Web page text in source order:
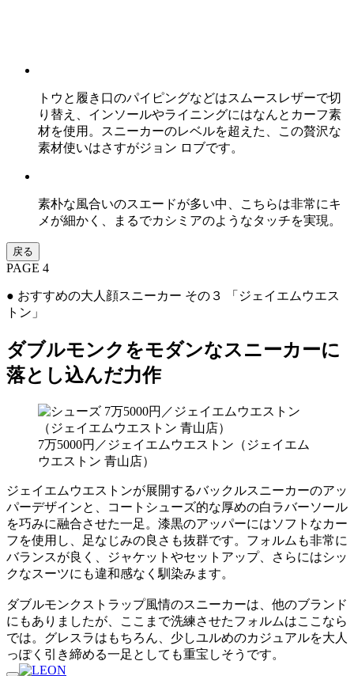
トウと履き口のパイピングなどはスムースレザーで切
り替え、インソールやライニングにはなんとカーフ素
材を使用。スニーカーのレベルを超えた、この贅沢な
素材使いはさすがジョン ロブです。
素朴な風合いのスエードが多い中、こちらは非常にキ
メが細かく、まるでカシミアのようなタッチを実現。
戻る
PAGE 4
● おすすめの大人顔スニーカー その３ 「ジェイエムウエス
トン」
ダブルモンクをモダンなスニーカーに
落とし込んだ力作
7万5000円／ジェイエムウエストン（ジェイエム
ウエストン 青山店）
ジェイエムウエストンが展開するバックルスニーカーのアッ
パーデザインと、コートシューズ的な厚めの白ラバーソール
を巧みに融合させた一足。漆黒のアッパーにはソフトなカー
フを使用し、足なじみの良さも抜群です。フォルムも非常に
バランスが良く、ジャケットやセットアップ、さらにはシッ
クなスーツにも違和感なく馴染みます。
ダブルモンクストラップ風情のスニーカーは、他のブランド
にもありましたが、ここまで洗練させたフォルムはここなら
では。グレスラはもちろん、少しユルめのカジュアルを大人
っぽく引き締める一足としても重宝しそうです。